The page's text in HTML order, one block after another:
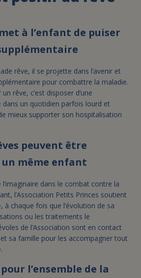
VIE/LEGS
ESPACE PRESSE
DEVENIR
à l’enfant de puiser
rêve, il se projette dans l’avenir et
pour combattre la maladie.
rêve, c’est disposer d’une
dans un quotidien parfois lourd et
mieux supporter son hospitalisation
peuvent être
même enfant
dans le combat contre la
l’Association Petits Princes soutient
à chaque fois que l’évolution de sa
ou les traitements le
de l’Association sont en contact
et sa famille pour les accompagner tout
l’ensemble de la